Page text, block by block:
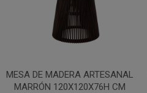
MESA DE MADERA ARTESANAL
MARRÓN 120X120X76H CM